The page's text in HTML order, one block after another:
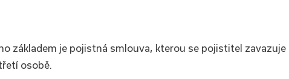
základem je pojistná smlouva, kterou se pojistitel zavazuje
osobě.